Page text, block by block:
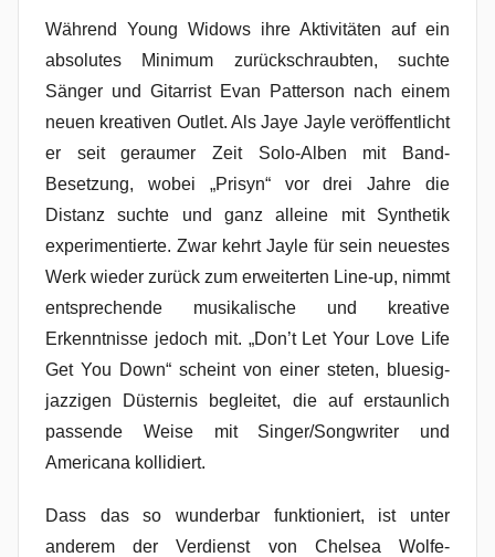
Während Young Widows ihre Aktivitäten auf ein
absolutes Minimum zurückschraubten, suchte
Sänger und Gitarrist Evan Patterson nach einem
neuen kreativen Outlet. Als Jaye Jayle veröffentlicht
er seit geraumer Zeit Solo-Alben mit Band-
Besetzung, wobei „Prisyn“ vor drei Jahre die
Distanz suchte und ganz alleine mit Synthetik
experimentierte. Zwar kehrt Jayle für sein neuestes
Werk wieder zurück zum erweiterten Line-up, nimmt
entsprechende musikalische und kreative
Erkenntnisse jedoch mit. „Don’t Let Your Love Life
Get You Down“ scheint von einer steten, bluesig-
jazzigen Düsternis begleitet, die auf erstaunlich
passende Weise mit Singer/Songwriter und
Americana kollidiert.
Dass das so wunderbar funktioniert, ist unter
anderem der Verdienst von Chelsea Wolfe-